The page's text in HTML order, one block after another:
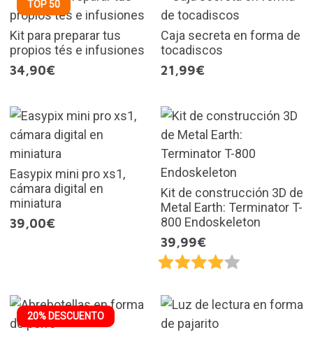
TOP 50
Kit para preparar tus
propios tés e infusiones
34,90€
Caja secreta en forma de
tocadiscos
21,99€
Easypix mini pro xs1,
cámara digital en
miniatura
39,00€
Kit de construcción 3D de
Metal Earth: Terminator T-
800 Endoskeleton
39,99€
20% DESCUENTO